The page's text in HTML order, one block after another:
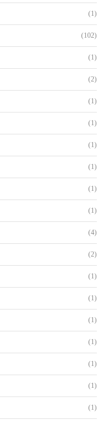
(1)
(102)
(1)
(2)
(1)
(1)
(1)
(1)
(1)
(1)
(4)
(2)
(1)
(1)
(1)
(1)
(1)
(1)
(1)